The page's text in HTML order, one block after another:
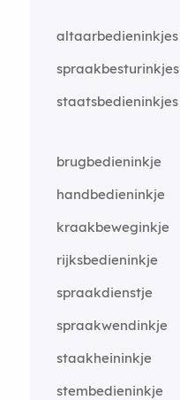
altaarbedieninkjes
spraakbesturinkjes
staatsbedieninkjes
brugbedieninkje
handbedieninkje
kraakbeweginkje
rijksbedieninkje
spraakdienstje
spraakwendinkje
staakheininkje
stembedieninkje